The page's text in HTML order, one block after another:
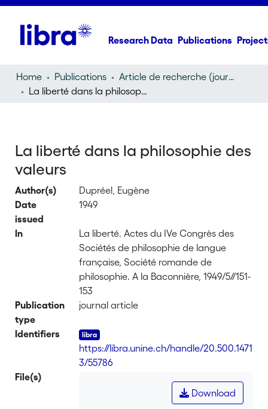
Research Data Publications
Home Publications
Article de recherche (journal article)
La liberté dans la philosophie des valeurs
La liberté dans la philosophie des
valeurs
Author(s)
Dupréel, Eugène
Date
issued
1949
In
La liberté. Actes du IVe Congrès des
Sociétés de philosophie de langue
française, Société romande de
philosophie. A la Baconnière, 1949/5//151-
153
Publication
type
journal article
Identifiers
https://libra.unine.ch/handle/20.500.1471
3/55786
File(s)
Download